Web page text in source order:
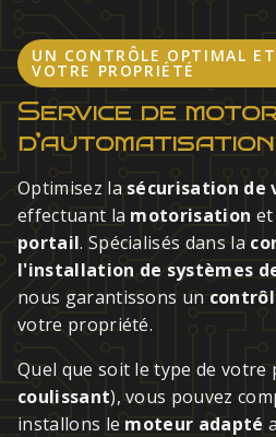
UN CONTRÔLE OPTIMAL ET
VOTRE PROPRIÉTÉ
Service de
Optimisez la sécurisation
effectuant la motorisation et
portail. Spécialisés dans la
l'installation de systèmes
nous garantissons un
votre propriété.
Quel que soit le type de votre
coulissant), vous pouvez
installons le moteur adapté